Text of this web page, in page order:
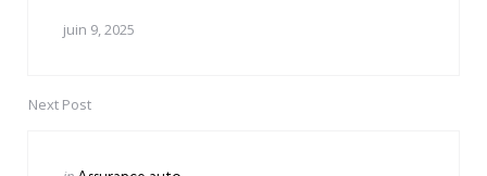
juin 9, 2025
Next Post